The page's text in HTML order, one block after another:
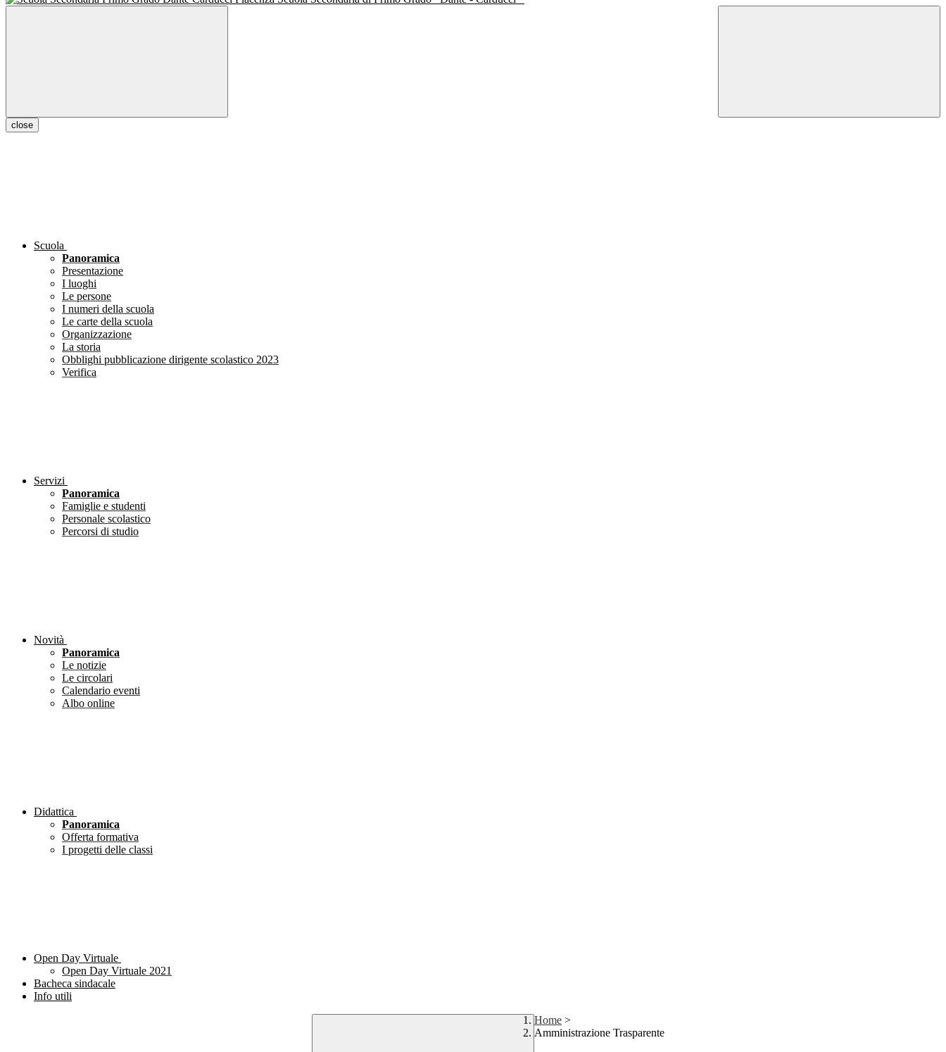
close
Scuola
Panoramica
Presentazione
I luoghi
Le persone
I numeri della scuola
Le carte della scuola
Organizzazione
La storia
Obblighi pubblicazione dirigente scolastico 2023
Verifica
Servizi
Panoramica
Famiglie e studenti
Personale scolastico
Percorsi di studio
Novità
Panoramica
Le notizie
Le circolari
Calendario eventi
Albo online
Didattica
Panoramica
Offerta formativa
I progetti delle classi
Open Day Virtuale
Open Day Virtuale 2021
Bacheca sindacale
Info utili
Home >
Amministrazione Trasparente